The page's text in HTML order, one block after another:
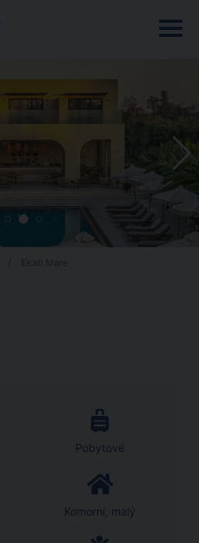
Pobytové
Komorní, malý